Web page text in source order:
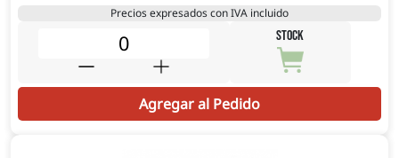
Precios expresados con IVA incluido
STOCK
Agregar al Pedido